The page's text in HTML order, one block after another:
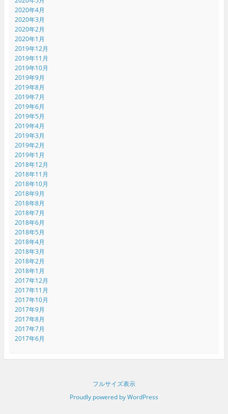
2020年4月
2020年3月
2020年2月
2020年1月
2019年12月
2019年11月
2019年10月
2019年9月
2019年8月
2019年7月
2019年6月
2019年5月
2019年4月
2019年3月
2019年2月
2019年1月
2018年12月
2018年11月
2018年10月
2018年9月
2018年8月
2018年7月
2018年6月
2018年5月
2018年4月
2018年3月
2018年2月
2018年1月
2017年12月
2017年11月
2017年10月
2017年9月
2017年8月
2017年7月
2017年6月
フルサイズ表示
Proudly powered by WordPress